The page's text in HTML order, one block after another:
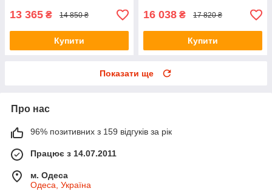
13 365 ₴ 14 850 ₴
Купити
16 038 ₴ 17 820 ₴
Купити
Показати ще
Про нас
96% позитивних з 159 відгуків за рік
Працює з 14.07.2011
м. Одеса
Одеса, Україна